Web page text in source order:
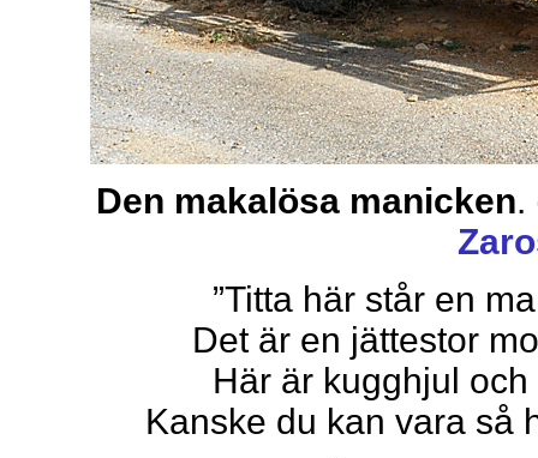
Den makalösa manicken.
”Titta här står en
Det är en jättestor
Här är kugghjul
Kanske du kan vara så